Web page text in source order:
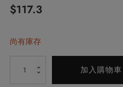
原
價
格：
$138.0。
$117.3目
格：
$117.3。
尚有庫存
加入購物車